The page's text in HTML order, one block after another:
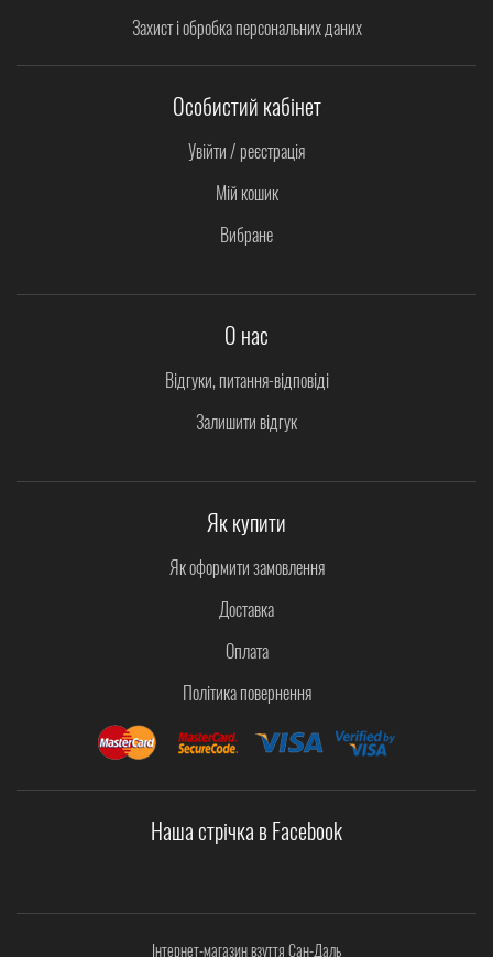
Захист і обробка персональних даних
Особистий кабінет
Увійти / реєстрація
Мій кошик
Вибране
О нас
Відгуки, питання-відповіді
Залишити відгук
Як купити
Як оформити замовлення
Доставка
Оплата
Політика повернення
Наша стрічка в Facebook
Інтернет-магазин взуття Сан-Даль